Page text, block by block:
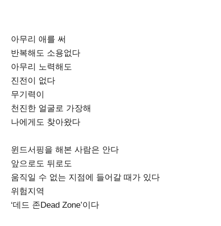
아무리 애를 써
반복해도 소용없다
아무리 노력해도
진전이 없다
무기력이
천진한 얼굴로 가장해
나에게도 찾아왔다
윈드서핑을 해본 사람은 안다
앞으로도 뒤로도
움직일 수 없는 지점에 들어갈 때가 있다
위험지역
‘데드 존Dead Zone’이다